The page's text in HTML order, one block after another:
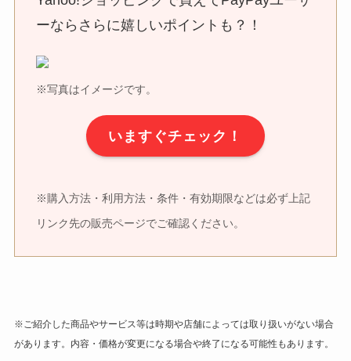
ーならさらに嬉しいポイントも？！
※写真はイメージです。
いますぐチェック！
※購入方法・利用方法・条件・有効期限などは必ず上記
リンク先の販売ページでご確認ください。
※ご紹介した商品やサービス等は時期や店舗によっては取り扱いがない場合
があります。内容・価格が変更になる場合や終了になる可能性もあります。